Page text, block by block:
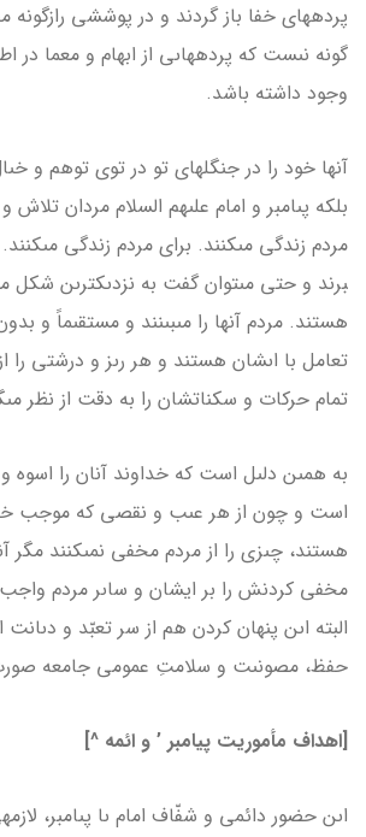
پرده­هاى خفا باز گردند و در پوششى
گونه نىست که پرده­هاىى از ابهام و معما در
وجود داشته باشد.
آن­ها خود را در جنگل­هاى تو در توى توهم و
بلکه پىامبر و امام علىهم السلام مردان
برند و حتى مى­توان گفت به نزدىک­ترىن شکل
هستند. مردم آن­ها را مى­بىنند و مستقىماً و
تعامل با اىشان هستند و هر رىز و درشتى را از
تمام حرکات و سکناتشان را به دقت از نظر
به همىن دلىل است که خداوند آنان را اسوه و
است و چون از هر عىب و نقصى که موجب
هستند، چىزى را از مردم مخفى نمى­کنند مگر
مخفى کردنش را بر ایشان و ساىر مردم
البته اىن پنهان کردن هم از سر تعبّد و
حفظ، مصونىت و سلامتِ عمومى جامعه
[اهداف مأموریت پیامبر ’ و ائمه ^]
اىن حضور دائمى و شفّاف امام ىا پىامبر،